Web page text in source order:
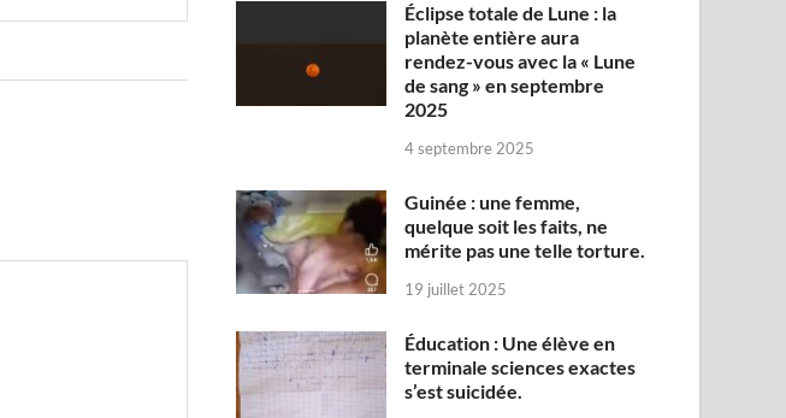
Éclipse totale de Lune : la
planète entière aura
rendez-vous avec la « Lune
de sang » en septembre
2025
4 septembre 2025
Guinée : une femme,
quelque soit les faits, ne
mérite pas une telle torture.
19 juillet 2025
Éducation : Une élève en
terminale sciences exactes
s’est suicidée.